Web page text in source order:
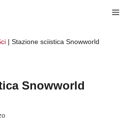
| Stazione sciistica Snowworld
Snowworld